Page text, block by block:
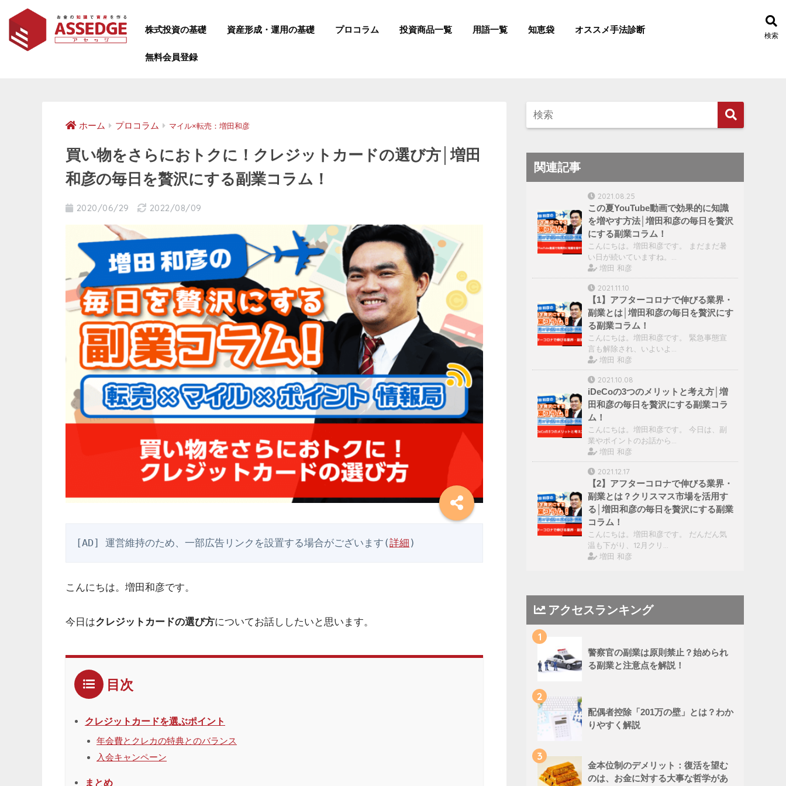
株式投資の基礎 資産形成・運用の基礎 プロコラム 投資商品一覧 用語一覧 知恵袋 オススメ手法診断
無料会員登録
検索
ホーム プロコラム マイル×転売：増田和彦
買い物をさらにおトクに！クレジットカードの選び方│増田
和彦の毎日を贅沢にする副業コラム！
2020/06/29 2022/08/09
[AD] 運営維持のため、一部広告リンクを設置する場合がございます(詳細 )
こんにちは。増田和彦です。
今日はクレジットカードの選び方についてお話ししたいと思います。
目次
クレジットカードを選ぶポイント
年会費とクレカの特典とのバランス
入会キャンペーン
まとめ
関連記事
2021.08.25
この夏YouTube動画で効果的に知識
を増やす方法│増田和彦の毎日を贅沢
にする副業コラム！
こんにちは。増田和彦です。 まだまだ暑
い日が続いていますね。…
増田 和彦
2021.11.10
【1】アフターコロナで伸びる業界・
副業とは│増田和彦の毎日を贅沢にす
る副業コラム！
こんにちは。増田和彦です。 緊急事態宣
言も解除され、いよいよ…
増田 和彦
2021.10.08
iDeCoの3つのメリットと考え方│増
田和彦の毎日を贅沢にする副業コラ
ム！
こんにちは。増田和彦です。 今日は、副
業やポイントのお話から…
増田 和彦
2021.12.17
【2】アフターコロナで伸びる業界・
副業とは？クリスマス市場を活用す
る│増田和彦の毎日を贅沢にする副業
コラム！
こんにちは。増田和彦です。 だんだん気
温も下がり、12月クリ…
増田 和彦
アクセスランキング
1
警察官の副業は原則禁止？始められ
る副業と注意点を解説！
2
配偶者控除「201万の壁」とは？わか
りやすく解説
3
金本位制のデメリット：復活を望む
のは、お金に対する大事な哲学があ